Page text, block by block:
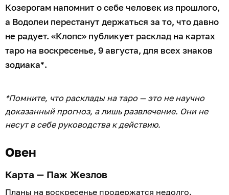
Козерогам напомнит о себе человек из прошлого,
а Водолеи перестанут держаться за то, что давно
не радует. «Клопс» публикует расклад на картах
таро на воскресенье, 9 августа, для всех знаков
зодиака*.
*Помните, что расклады на таро — это не научно
доказанный прогноз, а лишь развлечение. Они не
несут в себе руководства к действию.
Овен
Карта — Паж Жезлов
Планы на воскресенье продержатся недолго.